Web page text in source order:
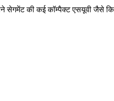
सेगमेंट की कई कॉम्पैक्ट एसयूवी जैसे